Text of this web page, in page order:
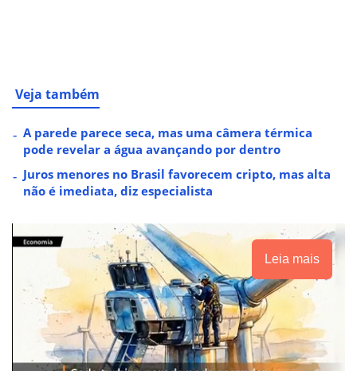
Veja também
A parede parece seca, mas uma câmera térmica
pode revelar a água avançando por dentro
Juros menores no Brasil favorecem cripto, mas alta
não é imediata, diz especialista
Leia mais